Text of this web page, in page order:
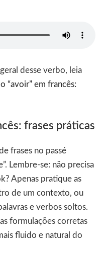
desse verbo, leia
“avoir” em francês:
frases práticas
frases no passé
Lembre-se: não precisa
Apenas pratique as
de um contexto, ou
e verbos soltos.
formulações corretas
fluido e natural do